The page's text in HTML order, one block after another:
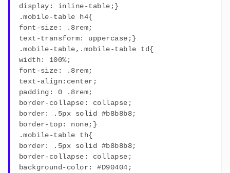
display: inline-table;}
.mobile-table h4{
font-size: .8rem;
text-transform: uppercase;}
.mobile-table,.mobile-table td{
width: 100%;
font-size: .8rem;
text-align:center;
padding: 0 .8rem;
border-collapse: collapse;
border: .5px solid #b8b8b8;
border-top: none;}
.mobile-table th{
border: .5px solid #b8b8b8;
border-collapse: collapse;
background-color: #D90404;